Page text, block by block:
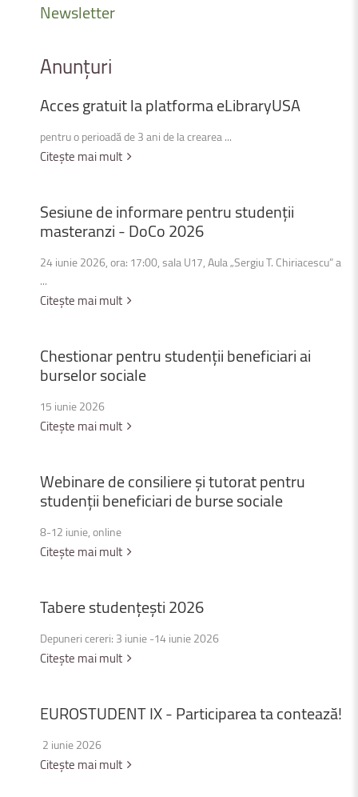
Newsletter
Anunțuri
AccesgratuitlaplatformaeLibraryUSA
pentru o perioadă de 3 ani de la crearea ...
Citește mai mult
Sesiunedeinformarepentrustudenții
masteranzi-DoCo2026
24 iunie 2026, ora: 17:00, sala U17, Aula „Sergiu T. Chiriacescu” a
...
Citește mai mult
Chestionarpentrustudențiibeneficiariai
burselorsociale
15 iunie 2026
Citește mai mult
Webinaredeconsiliereșitutoratpentru
studențiibeneficiaridebursesociale
8-12 iunie, online
Citește mai mult
Taberestudențești2026
Depuneri cereri: 3 iunie -14 iunie 2026
Citește mai mult
EUROSTUDENTIX-Participareatacontează!
2 iunie 2026
Citește mai mult